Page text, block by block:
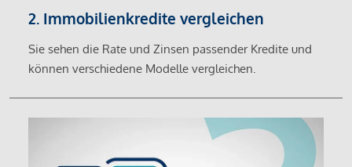
2. Immobilienkredite vergleichen
Sie sehen die Rate und Zinsen passender Kredite und
können verschiedene Modelle vergleichen.